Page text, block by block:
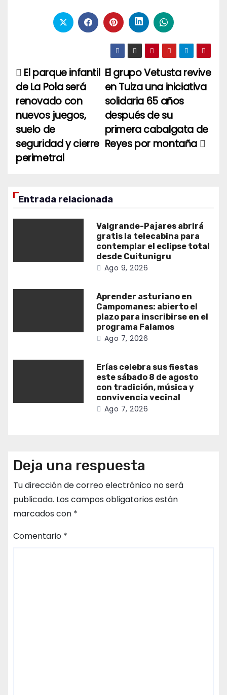
Navegación
de
entradas
El grupo Vetusta revive
en Tuiza una iniciativa
solidaria 65 años
después de su
primera cabalgata de
Reyes por montaña
El parque infantil
de La Pola será
renovado con
nuevos juegos,
suelo de
seguridad y cierre
perimetral
Entrada relacionada
Valgrande-Pajares abrirá
gratis la telecabina para
contemplar el eclipse total
desde Cuitunigru
Ago 9, 2026
Aprender asturiano en
Campomanes: abierto el
plazo para inscribirse en el
programa Falamos
Ago 7, 2026
Erías celebra sus fiestas
este sábado 8 de agosto
con tradición, música y
convivencia vecinal
Ago 7, 2026
Deja una respuesta
Tu dirección de correo electrónico no será
publicada. Los campos obligatorios están
marcados con *
Comentario *